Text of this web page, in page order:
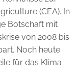
(CEA). In
Botschaft mit
von 2008 bis
Noch heute
für das Klima